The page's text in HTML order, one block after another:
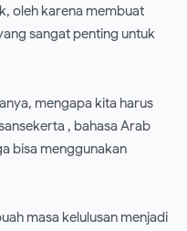
oleh karena membuat
sangat penting untuk
mengapa kita harus
, bahasa Arab
bisa menggunakan
masa kelulusan menjadi